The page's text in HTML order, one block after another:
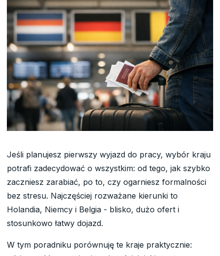
Jeśli planujesz pierwszy wyjazd do pracy, wybór kraju
potrafi zadecydować o wszystkim: od tego, jak szybko
zaczniesz zarabiać, po to, czy ogarniesz formalności
bez stresu. Najczęściej rozważane kierunki to
Holandia, Niemcy i Belgia - blisko, dużo ofert i
stosunkowo łatwy dojazd.
W tym poradniku porównuję te kraje praktycznie: